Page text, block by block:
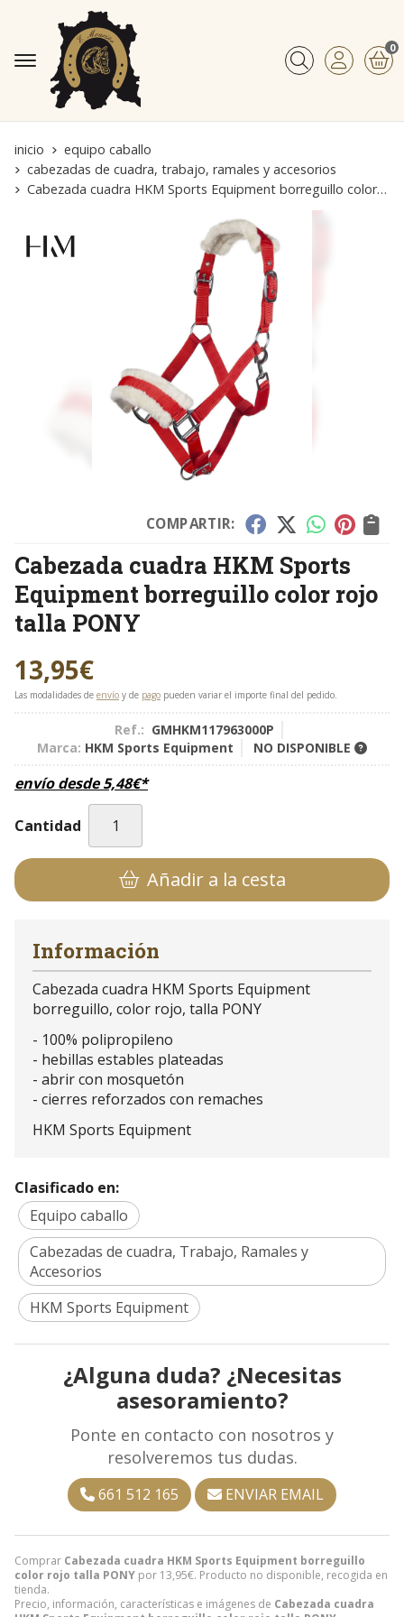
Buscar
0
inicio
equipo caballo
cabezadas de cuadra, trabajo, ramales y accesorios
Cabezada cuadra HKM Sports Equipment borreguillo color rojo talla PONY
COMPARTIR:
Cabezada cuadra HKM Sports
Equipment borreguillo color rojo
talla PONY
13,95€
Las modalidades de envío y de pago pueden variar el importe final del pedido.
Ref.: GMHKM117963000P
Marca: HKM Sports Equipment NO DISPONIBLE
envío desde5,48€*
Cantidad
Añadir a la cesta
Comprar Cabezada cuadra HKM Sports Equipment borreguillo
color rojo talla PONY por 13,95€. Producto no disponible, recogida en
tienda.
Precio, información, características e imágenes de Cabezada cuadra
Información
Cabezada cuadra HKM Sports Equipment
borreguillo, color rojo, talla PONY
- 100% polipropileno
- hebillas estables plateadas
- abrir con mosquetón
- cierres reforzados con remaches
HKM Sports Equipment
Clasificado en:
Equipo caballo
Cabezadas de cuadra, Trabajo, Ramales y
Accesorios
HKM Sports Equipment
¿Alguna duda? ¿Necesitas
asesoramiento?
Ponte en contacto con nosotros y
resolveremos tus dudas.
661 512 165 ENVIAR EMAIL